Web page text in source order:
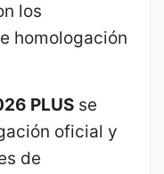
los
homologación
PLUS se
oficial y
de